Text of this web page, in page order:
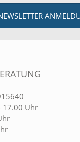
17.00 Uhr